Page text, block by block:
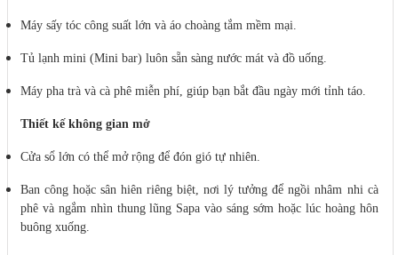
Máy sấy tóc công suất lớn và áo choàng tắm mềm mại.
Tủ lạnh mini (Mini bar) luôn sẵn sàng nước mát và đồ uống.
Máy pha trà và cà phê miễn phí, giúp bạn bắt đầu ngày mới tỉnh táo.
Thiết kế không gian mở
Cửa sổ lớn có thể mở rộng để đón gió tự nhiên.
Ban công hoặc sân hiên riêng biệt, nơi lý tưởng để ngồi nhâm nhi cà
phê và ngắm nhìn thung lũng Sapa vào sáng sớm hoặc lúc hoàng hôn
buông xuống.